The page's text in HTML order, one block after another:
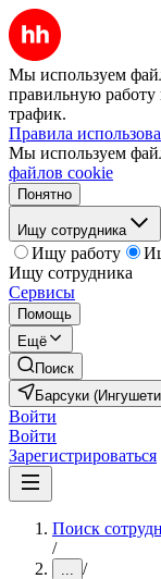
Мы используем
правильную работу
трафик.
Правила
Мы используем
файлов cookie
Понятно
Ищу сотрудника
Ищу работу
Ищу сотрудника
Сервисы
Помощь
Ещё
Поиск
Барсуки
Войти
Войти
Зарегистрироваться
Поиск
/
... /